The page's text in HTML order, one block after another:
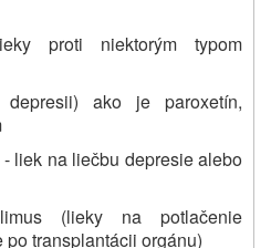
proti niektorým typom
ako je paroxetín,
liek na liečbu depresie alebo
(lieky na potlačenie
transplantácii orgánu)